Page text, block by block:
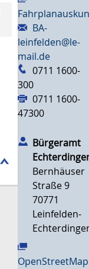
BA-
leinfelden@le-
mail.de
0711 1600-
300
0711 1600-
47300
Bürgeramt
Bernhäuser
Straße 9
70771
Leinfelden-
OpenStreetMap